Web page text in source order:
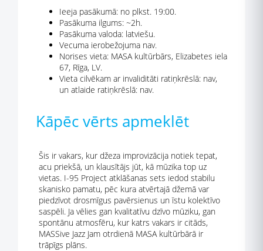
Ieeja pasākumā: no plkst. 19:00.
Pasākuma ilgums: ~2h.
Pasākuma valoda: latviešu.
Vecuma ierobežojuma nav.
Norises vieta: MASA kultūrbārs, Elizabetes iela
67, Rīga, LV.
Vieta cilvēkam ar invaliditāti ratiņkrēslā: nav,
un atlaide ratiņkrēslā: nav.
Kāpēc vērts apmeklēt
Šis ir vakars, kur džeza improvizācija notiek tepat,
acu priekšā, un klausītājs jūt, kā mūzika top uz
vietas. I-95 Project atklāšanas sets iedod stabilu
skanisko pamatu, pēc kura atvērtajā džemā var
piedzīvot drosmīgus pavērsienus un īstu kolektīvo
saspēli. Ja vēlies gan kvalitatīvu dzīvo mūziku, gan
spontānu atmosfēru, kur katrs vakars ir citāds,
MASSive Jazz Jam otrdienā MASA kultūrbārā ir
trāpīgs plāns.